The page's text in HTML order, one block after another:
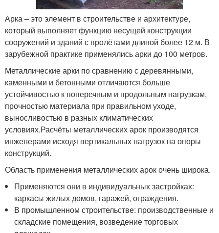
Арка – это элемент в строительстве и архитектуре,
который выполняет функцию несущей конструкции
сооружений и зданий с пролётами длиной более 12 м. В
зарубежной практике применялись арки до 100 метров.
Металлические арки по сравнению с деревянными,
каменными и бетонными отличаются больше
устойчивостью к поперечным и продольным нагрузкам,
прочностью материала при правильном уходе,
выносливостью в разных климатических
условиях.Расчёты металлических арок производятся
инженерами исходя вертикальных нагрузок на опоры
конструкций.
Область применения металлических арок очень широка.
Применяются они в индивидуальных застройках:
каркасы жилых домов, гаражей, ограждения.
В промышленном строительстве: производственные и
складские помещения, возведение торговых